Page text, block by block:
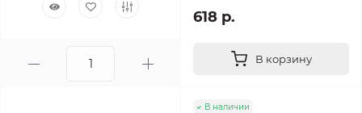
618 р.
В корзину
В наличии